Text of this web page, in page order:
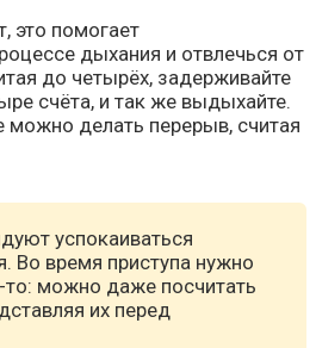
это помогает
дыхания и отвлечься от
до четырёх, задерживайте
счёта, и так же выдыхайте.
делать перерыв, считая
успокаиваться
Во время приступа нужно
то: можно даже посчитать
их перед